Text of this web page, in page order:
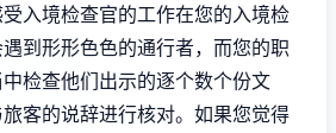
入境检查官的工作在您的入境检
到形形色色的通行者，而您的职
检查他们出示的逐个数个份文
客的说辞进行核对。如果您觉得